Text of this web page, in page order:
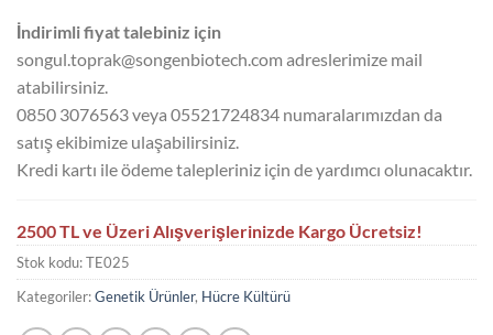
İndirimli fiyat talebiniz için
songul.toprak@songenbiotech.com adreslerimize mail
atabilirsiniz.
0850 3076563 veya 05521724834 numaralarımızdan da
satış ekibimize ulaşabilirsiniz.
Kredi kartı ile ödeme talepleriniz için de yardımcı olunacaktır.
2500 TL ve Üzeri Alışverişlerinizde Kargo Ücretsiz!
Stok kodu:TE025
Kategoriler:Genetik Ürünler, Hücre Kültürü